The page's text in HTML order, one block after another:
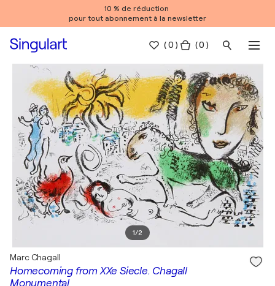
10 % de réduction
pour tout abonnement à la newsletter
(0 ) ( 0 )
1/2
Homecoming from XXe Siecle. Chagall
Monumental
Marc Chagall